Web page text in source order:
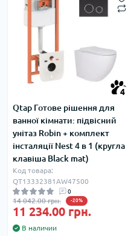
4
Qtap Готове рішення для
ванної кімнати: підвісний
унітаз Robin + комплект
інсталяції Nest 4 в 1 (кругла
клавіша Black mat)
Код товара:
QT13332381AW47500
0
14 042.00 грн. -20%
11 234.00 грн.
В наличии